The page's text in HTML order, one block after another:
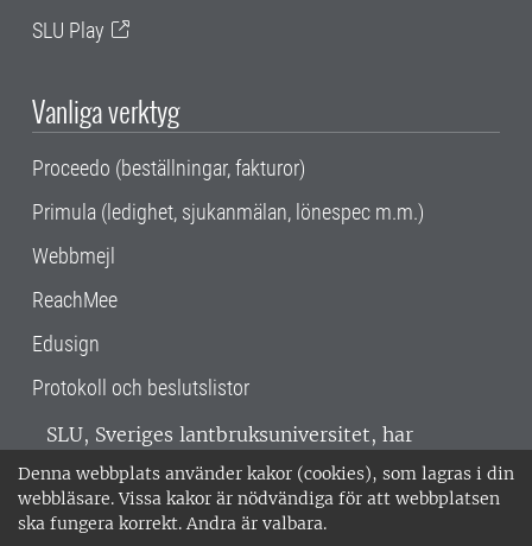
Denna webbplats använder kakor (cookies), som lagras i din
webbläsare. Vissa kakor är nödvändiga för att webbplatsen
ska fungera korrekt. Andra är valbara.
SLU Play
Vanliga verktyg
Proceedo (beställningar, fakturor)
Primula (ledighet, sjukanmälan, lönespec m.m.)
Webbmejl
ReachMee
Edusign
Protokoll och beslutslistor
SLU, Sveriges lantbruksuniversitet, har
verksamhet över hela Sverige. Huvudorter är
Alnarp, Uppsala och Umeå.SLU är
miljöcertifierat enligt ISO 14001. •